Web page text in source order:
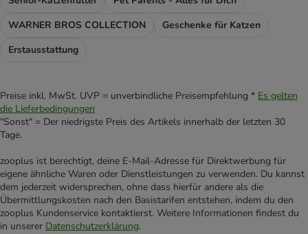
WARNER BROS COLLECTION
Geschenke für Katzen
Erstausstattung
Preise inkl. MwSt. UVP = unverbindliche Preisempfehlung * Es gelten
die Lieferbedingungen
"Sonst" = Der niedrigste Preis des Artikels innerhalb der letzten 30
Tage.
zooplus ist berechtigt, deine E-Mail-Adresse für Direktwerbung für
eigene ähnliche Waren oder Dienstleistungen zu verwenden. Du kannst
dem jederzeit widersprechen, ohne dass hierfür andere als die
Übermittlungskosten nach den Basistarifen entstehen, indem du den
zooplus Kundenservice kontaktierst. Weitere Informationen findest du
in unserer Datenschutzerklärung.